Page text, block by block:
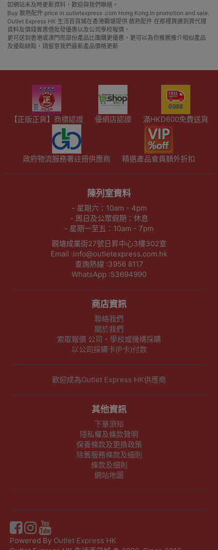
如網站未及時更新資料，歡迎與我們聯絡。
Buy 散熱配件 price in outletexpress .com Hong Kong.In promotion and sale.
Outlet Express HK 生活百貨城在香港觀塘提供 散熱配件 在那裡買邊到買代理
資料及價錢實惠借批發優惠以及公司學校報價，
更可送到香港或澳門而部份產品比團購更優惠，更可以為你推薦推介相似產品
及優點缺點，請留意我們最新產品價格更新
【正版正貨】商標認證 優網店認證 滿HKD600免費送貨
政府物流服務署註冊供應商 精選產品會員額外折扣
陳列室資料
- 星期六：10am - 4pm
- 周日及公眾假期：休息
- 星期一至五：10am - 7pm
觀塘成業街27號日昇中心3樓302室
Email :info@outletexpress.com.hk
查詢熱線 :3956 8117
WhatsApp :53694990
商店資訊
聯絡我們
關於我們
索取報價 公司、學校或機構採購
以公司採購卡(P卡)付款
歡迎成為Outlet Express HK供應商
其他資訊
下單須知
隱私權及條款聲明
保養條款及更換政策
除舊服務條款及細則
條款及細則
網站地圖
Powered By Outlet Express HK